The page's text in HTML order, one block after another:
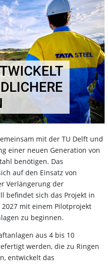
mit der TU Delft und
einer neuen Generation von
benötigen. Das
auf den Einsatz von
Verlängerung der
befindet sich das Projekt in
mit einem Pilotprojekt
zu beginnen.
aus 4 bis 10
werden, die zu Ringen
entwickelt das